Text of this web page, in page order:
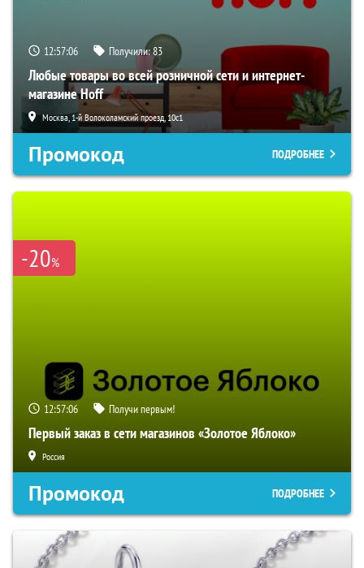
12:57:05 Получили:83
Любые товары во всей розничной сети и интернет-
магазине Hoff
Москва, 1-й Волоколамский проезд, 10с1
Промокод ПОДРОБНЕЕ
-20%
12:57:05 Получи первым!
Первый заказ в сети магазинов «Золотое Яблоко»
Россия
Промокод ПОДРОБНЕЕ